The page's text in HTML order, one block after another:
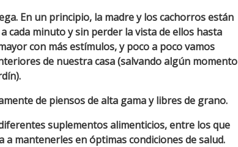
En un principio, la madre y los cachorros están
cada minuto y sin perder la vista de ellos hasta
con más estímulos, y poco a poco vamos
de nuestra casa (salvando algún momento
de piensos de alta gama y libres de grano.
suplementos alimenticios, entre los que
mantenerles en óptimas condiciones de salud.